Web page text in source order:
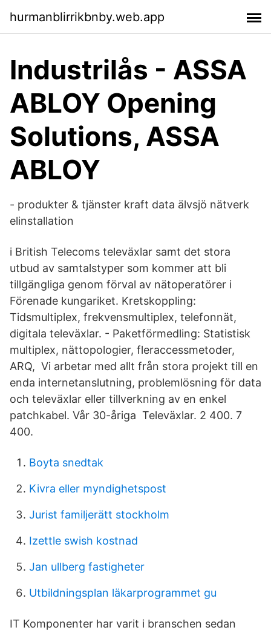
hurmanblirrikbnby.web.app
Industrilås - ASSA
ABLOY Opening
Solutions, ASSA
ABLOY
- produkter & tjänster kraft data älvsjö nätverk
elinstallation
i British Telecoms televäxlar samt det stora
utbud av samtalstyper som kommer att bli
tillgängliga genom förval av nätoperatörer i
Förenade kungariket. Kretskoppling:
Tidsmultiplex, frekvensmultiplex, telefonnät,
digitala televäxlar. - Paketförmedling: Statistisk
multiplex, nättopologier, fleraccessmetoder,
ARQ, Vi arbetar med allt från stora projekt till en
enda internetanslutning, problemlösning för data
och televäxlar eller tillverkning av en enkel
patchkabel. Vår 30-åriga Televäxlar. 2 400. 7
400.
Boyta snedtak
Kivra eller myndighetspost
Jurist familjerätt stockholm
Izettle swish kostnad
Jan ullberg fastigheter
Utbildningsplan läkarprogrammet gu
IT Komponenter har varit i branschen sedan